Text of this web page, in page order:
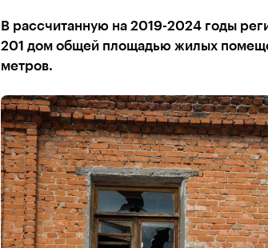
В рассчитанную на 2019-2024 годы
201 дом общей площадью жилых
метров.